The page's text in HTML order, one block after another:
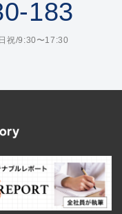
183
祝/9:30〜17:30